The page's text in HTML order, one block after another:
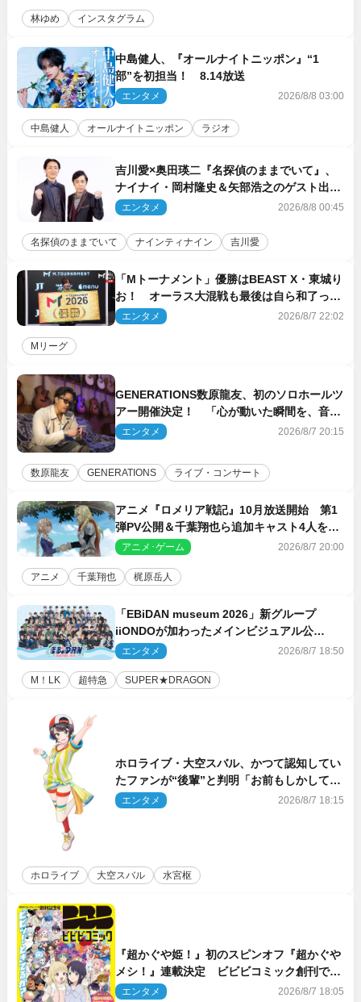
林ゆめ インスタグラム
中島健人、『オールナイトニッポン』“1
部”を初担当！ 8.14放送
エンタメ 2026/8/8 03:00
中島健人 オールナイトニッポン ラジオ
吉川愛×奥田瑛二『名探偵のままでいて』、
ナイナイ・岡村隆史＆矢部浩之のゲスト出演
が決定！
エンタメ 2026/8/8 00:45
名探偵のままでいて ナインティナイン 吉川愛
「Mトーナメント」優勝はBEAST X・東城り
お！ オーラス大混戦も最後は自ら和了って
幕引き
エンタメ 2026/8/7 22:02
Mリーグ
GENERATIONS数原龍友、初のソロホールツ
アー開催決定！ 「心が動いた瞬間を、音に
乗せてお届けできれば」
エンタメ 2026/8/7 20:15
数原龍友 GENERATIONS ライブ・コンサート
アニメ『ロメリア戦記』10月放送開始 第1
弾PV公開＆千葉翔也ら追加キャスト4人を発
表アニメ･ゲーム 2026/8/7 20:00
アニメ 千葉翔也 梶原岳人
「EBiDAN museum 2026」新グループ
iiONDOが加わったメインビジュアル公
開！ 開催記念グッズラインナップも
エンタメ 2026/8/7 18:50
M！LK 超特急 SUPER★DRAGON
ホロライブ・大空スバル、かつて認知してい
たファンが“後輩”と判明「お前もしかしてあ
のときの？」
エンタメ 2026/8/7 18:15
ホロライブ 大空スバル 水宮枢
『超かぐや姫！』初のスピンオフ『超かぐや
メシ！』連載決定 ビビビコミック創刊で31
作品一挙公開
エンタメ 2026/8/7 18:05